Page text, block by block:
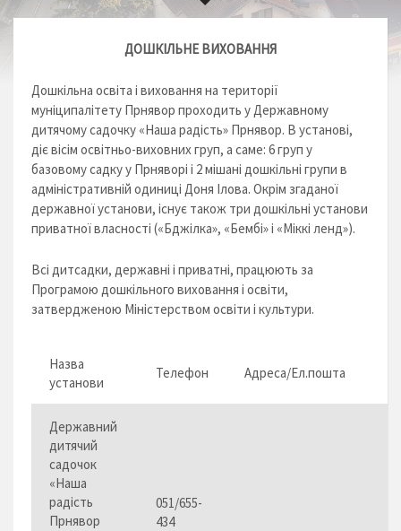
ДОШКІЛЬНЕ ВИХОВАННЯ
Дошкільна освіта і виховання на території
муніципалітету Прнявор проходить у Державному
дитячому садочку «Наша радість» Прнявор. В установі,
діє вісім освітньо-виховних груп, а саме: 6 груп у
базовому садку у Прняворі і 2 мішані дошкільні групи в
адміністративній одиниці Доня Ілова. Окрім згаданої
державної установи, існує також три дошкільні установи
приватної власності («Бджілка», «Бембі» і «Міккі ленд»).
Всі дитсадки, державні і приватні, працюють за
Програмою дошкільного виховання і освіти,
затвердженою Міністерством освіти і культури.
Назва
установи
Телефон Адреса/Ел.пошта
Державний
дитячий
садочок
«Наша
радість
Прнявор
051/655-
434